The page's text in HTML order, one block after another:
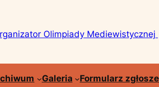
Olimpiady Mediewistycznej
Galeria Formularz